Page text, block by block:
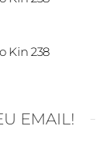
Kin 238
EMAIL!